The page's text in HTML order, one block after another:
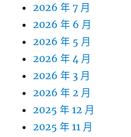
2026 年 7 月
2026 年 6 月
2026 年 5 月
2026 年 4 月
2026 年 3 月
2026 年 2 月
2025 年 12 月
2025 年 11 月